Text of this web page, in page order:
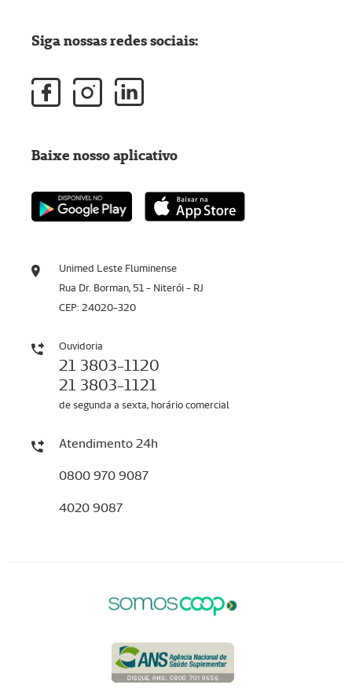
Unimed Leste Fluminense
Rua Dr. Borman, 51 - Niterói - RJ
CEP: 24020-320
Ouvidoria
21 3803-1120
21 3803-1121
de segunda a sexta, horário comercial
Atendimento 24h
0800 970 9087
4020 9087
Siga nossas redes sociais:
Baixe nosso aplicativo